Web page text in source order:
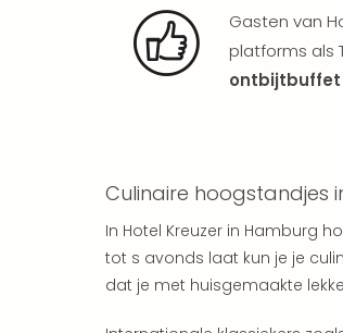
Gasten van
platforms als
ontbijtbuffet
Culinaire hoogstandjes
In Hotel Kreuzer in Hamburg
tot s avonds laat kun je je
dat je met huisgemaakte